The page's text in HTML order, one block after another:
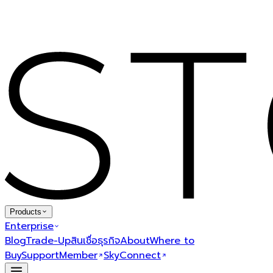
Products
Enterprise
BlogTrade-Upสินเชื่อธุรกิจAboutWhere to
BuySupportMember SkyConnect